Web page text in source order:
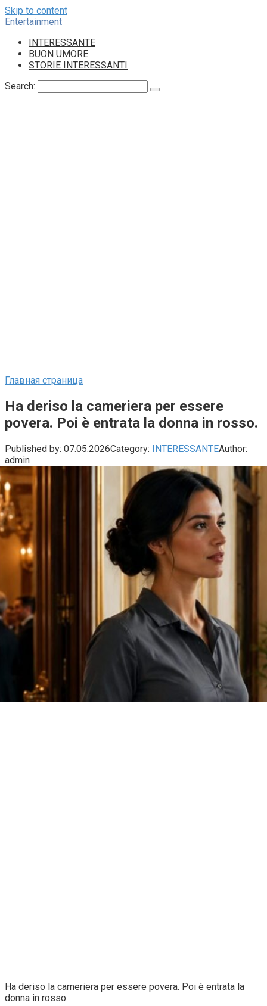
Skip to content
Entertainment
INTERESSANTE
BUON UMORE
STORIE INTERESSANTI
Search:
Главная страница
Ha deriso la cameriera per essere
povera. Poi è entrata la donna in rosso.
Published by: 07.05.2026Category: INTERESSANTEAuthor:
admin
Ha deriso la cameriera per essere povera. Poi è entrata la
donna in rosso.